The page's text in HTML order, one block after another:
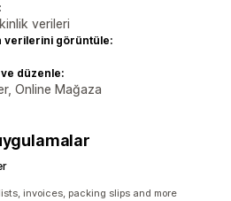
verileri
verilerini görüntüle:
düzenle:
Online Mağaza
invoices, packing slips and more